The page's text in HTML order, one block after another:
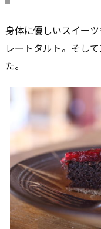
身体に優しいスイー
レートタルト。そし
た。